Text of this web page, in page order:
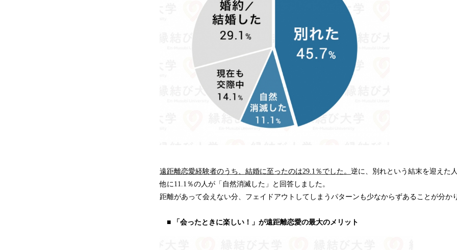
遠距離恋愛経験者のうち、結婚に至ったのは29.1％でした。 逆に、別れという結末を迎えた
他に11.1％の人が「自然消滅した」と回答しました。
距離があって会えない分、フェイドアウトしてしまうパターンも少なからずあることが分か
■ 「会ったときに楽しい！」が遠距離恋愛の最大のメリット